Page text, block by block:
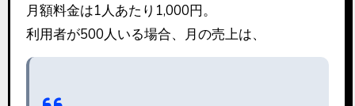
月額料金は1人あたり1,000円。
利用者が500人いる場合、月の売上は、